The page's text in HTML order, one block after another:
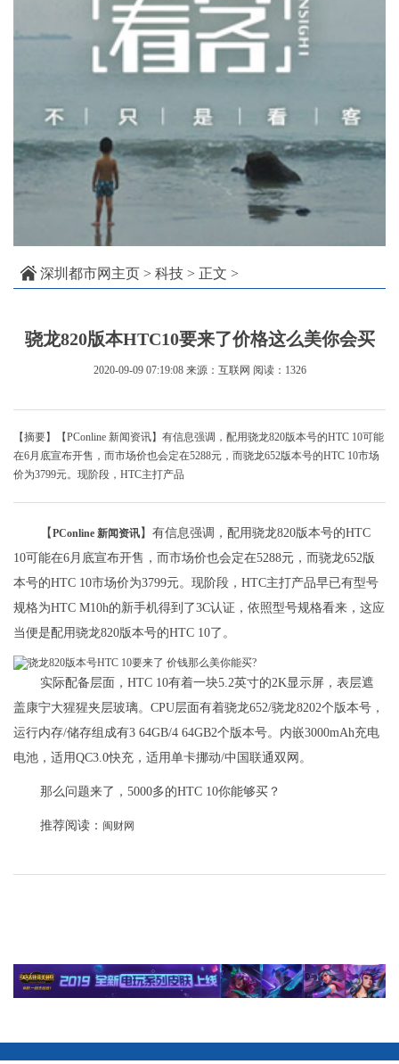
深圳都市网主页 > 科技 > 正文 >
骁龙820版本HTC10要来了价格这么美你会买
2020-09-09 07:19:08 来源：互联网 阅读：1326
【摘要】【PConline 新闻资讯】有信息强调，配用骁龙820版本号的HTC 10可能
在6月底宣布开售，而市场价也会定在5288元，而骁龙652版本号的HTC 10市场
价为3799元。现阶段，HTC主打产品
【PConline 新闻资讯】有信息强调，配用骁龙820版本号的HTC
10可能在6月底宣布开售，而市场价也会定在5288元，而骁龙652版
本号的HTC 10市场价为3799元。现阶段，HTC主打产品早已有型号
规格为HTC M10h的新手机得到了3C认证，依照型号规格看来，这应
当便是配用骁龙820版本号的HTC 10了。
实际配备层面，HTC 10有着一块5.2英寸的2K显示屏，表层遮
盖康宁大猩猩夹层玻璃。CPU层面有着骁龙652/骁龙8202个版本号，
运行内存/储存组成有3 64GB/4 64GB2个版本号。内嵌3000mAh充电
电池，适用QC3.0快充，适用单卡挪动/中国联通双网。
那么问题来了，5000多的HTC 10你能够买？
推荐阅读： 闽财网